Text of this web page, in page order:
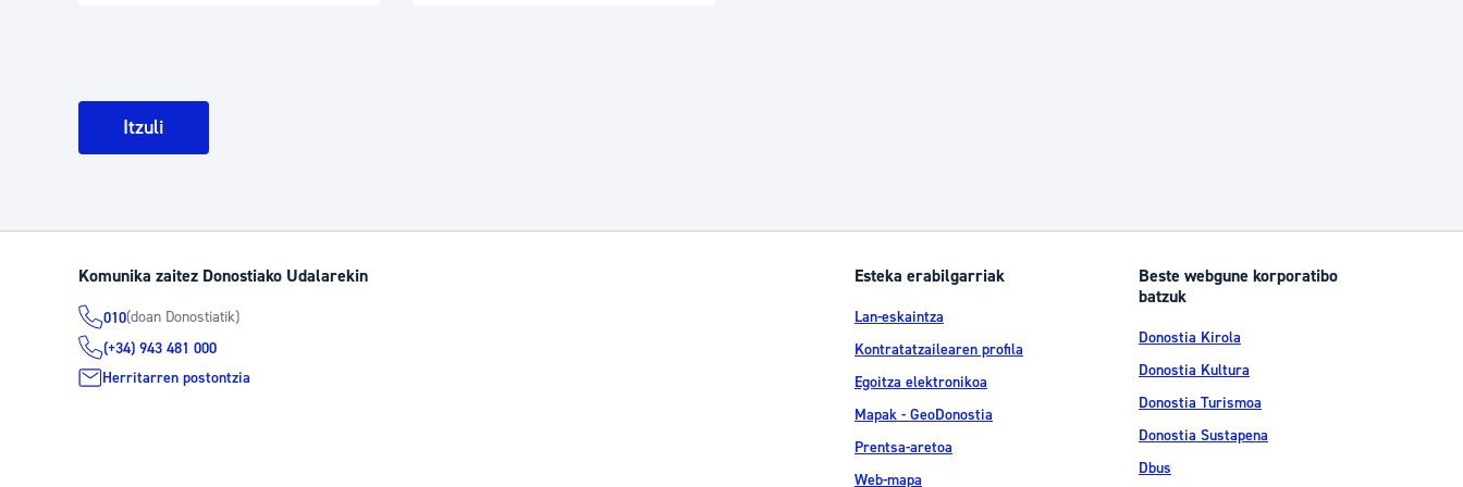
Itzuli
Komunika zaitez Donostiako Udalarekin
010(doan Donostiatik)
(+34) 943 481 000
Herritarren postontzia
Esteka erabilgarriak
Lan-eskaintza
Kontratatzailearen profila
Egoitza elektronikoa
Mapak - GeoDonostia
Prentsa-aretoa
Web-mapa
Beste webgune korporatibo
batzuk
Donostia Kirola
Donostia Kultura
Donostia Turismoa
Donostia Sustapena
Dbus